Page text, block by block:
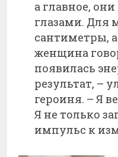
а главное,
глазами. Для
сантиметры,
женщина
появилась
результат, –
героиня. – Я
Я не только
импульс к